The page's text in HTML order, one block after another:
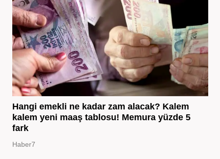
Hangi emekli ne kadar zam alacak? Kalem
kalem yeni maaş tablosu! Memura yüzde 5
fark
Haber7